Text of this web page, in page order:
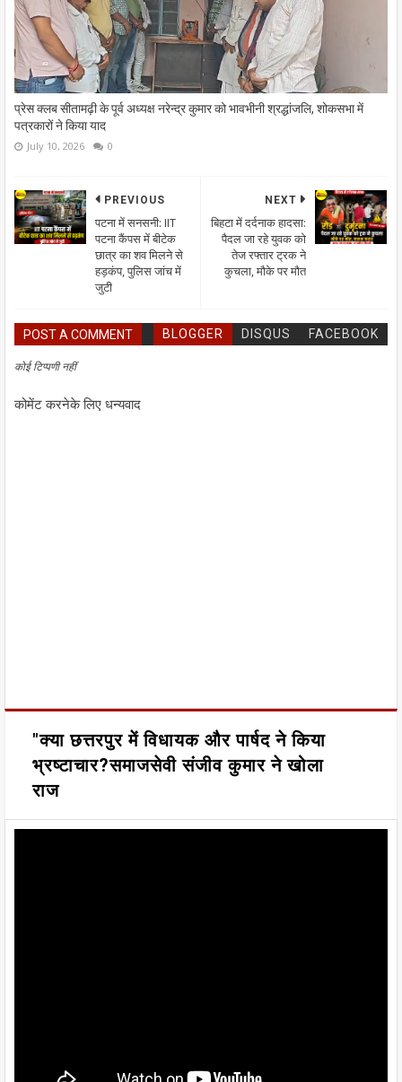
प्रेस क्लब सीतामढ़ी के पूर्व अध्यक्ष नरेन्द्र कुमार को भावभीनी श्रद्धांजलि, शोकसभा में
पत्रकारों ने किया याद
July 10, 2026 0
NEXT
बिहटा में दर्दनाक हादसा:
पैदल जा रहे युवक को
तेज रफ्तार ट्रक ने
कुचला, मौके पर मौत
PREVIOUS
पटना में सनसनी: IIT
पटना कैंपस में बीटेक
छात्र का शव मिलने से
हड़कंप, पुलिस जांच में
जुटी
POST A COMMENT BLOGGER DISQUS FACEBOOK
कोई टिप्पणी नहीं
कोमेंट करनेके लिए धन्यवाद
"क्या छत्तरपुर में विधायक और पार्षद ने किया
भ्रष्टाचार?समाजसेवी संजीव कुमार ने खोला
राज